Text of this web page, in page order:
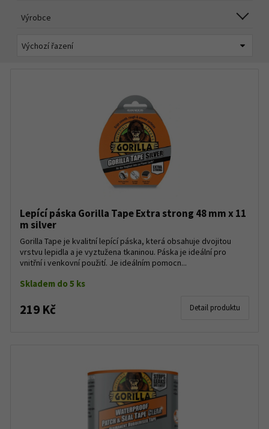
Výrobce
Lepící páska Gorilla Tape Extra strong 48 mm x 11
m silver
Gorilla Tape je kvalitní lepící páska, která obsahuje dvojitou
vrstvu lepidla a je vyztužena tkaninou. Páska je ideální pro
vnitřní i venkovní použití. Je ideálním pomocn...
Skladem do 5 ks
219 Kč Detail produktu